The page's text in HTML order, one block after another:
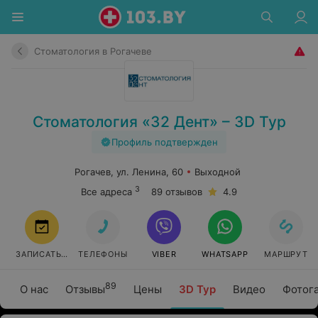
Стоматология в Рогачеве
Стоматология «32 Дент» – 3D Тур
Профиль подтвержден
О нас Отзывы89 Цены 3D Тур Видео
Рогачев, ул. Ленина, 60
Выходной
Все адреса 3 89 отзывов 4.9
ЗАПИСАТЬСЯ ТЕЛЕФОНЫ VIBER WHATSAPP МАРШРУТ